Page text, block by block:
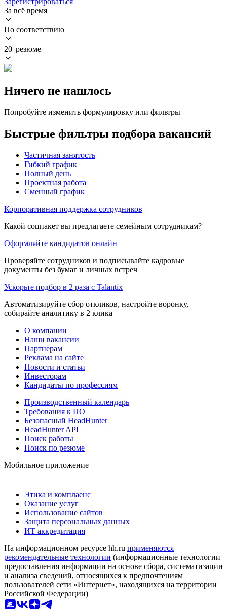
За всё время
По соответствию
20 резюме
Ничего не нашлось
Попробуйте изменить формулировку или фильтры
Быстрые фильтры подбора вакансий
Частичная занятость
Гибкий график
Полный день
Проектная работа
Сменный график
Корпоративная поддержка сотрудников
Какой соцпакет вы предлагаете семейным сотрудникам?
Оформляйте кандидатов онлайн
Проверяйте сотрудников и подписывайте кадровые
документы без бумаг и личных встреч
Ускорьте подбор в 2 раза с Talantix
Автоматизируйте сбор откликов, настройте воронку,
собирайте аналитику в 2 клика
О компании
Наши вакансии
Партнерам
Реклама на сайте
Новости и статьи
Инвесторам
Кандидаты по профессиям
Производственный календарь
Требования к ПО
Безопасный HeadHunter
HeadHunter API
Поиск работы
Поиск по резюме
Мобильное приложение
Этика и комплаенс
Оказание услуг
Использование сайтов
Защита персональных данных
ИТ аккредитация
На информационном ресурсе hh.ru применяются
рекомендательные технологии (информационные технологии
предоставления информации на основе сбора, систематизации
и анализа сведений, относящихся к предпочтениям
пользователей сети «Интернет», находящихся на территории
Российской Федерации)